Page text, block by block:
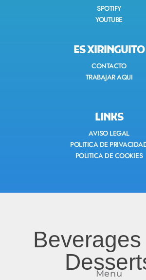
SPOTIFY
YOUTUBE
ES XIRINGUITO
CONTACTO
TRABAJAR AQUI
LINKS
AVISO LEGAL
POLITICA DE
POLITICA DE COOKIES
Menu